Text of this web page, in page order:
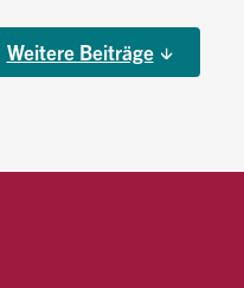
Weitere Beiträge